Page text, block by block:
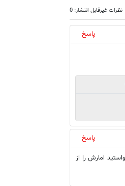
نظرات غیرقابل انتشار: 0
پاسخ
پاسخ
امارش را از